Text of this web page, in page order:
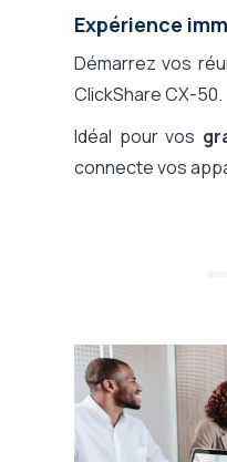
Expérience
Démarrez vos
ClickShare CX-50.
Idéal pour vos
connecte vos